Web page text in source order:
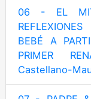
06 - EL
BEBÉ A
PRIMER
Castellano-